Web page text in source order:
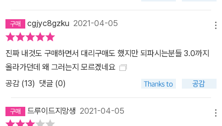
cgjyc8gzku 2021-04-05
진짜 내것도 구매하면서 대리구매도 했지만 되파시는분들 3.0까지
올라가던데 왜 그러는지 모르겠네요
공감 (13) 댓글 (0)
드루이드지망생 2021-04-05